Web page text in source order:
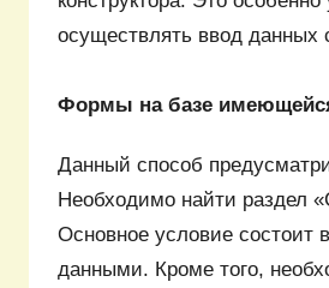
осуществлять ввод данных
Формы на базе
Данный способ
Необходимо найти раздел
Основное условие состоит
данными. Кроме того,